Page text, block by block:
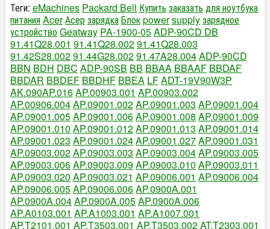
Теги: eMachines Packard Bell Купить заказать для ноутбука
питанияAcerАсерзарядкаБлокpowersupplyзарядное
устройствоGeatway PA-1900-05ADP-90CD DB
91.41Q28.001 91.41Q28.00291.41Q28.003
91.42S28.00291.44G28.00291.47A28.004ADP-90CD
BBN BDH DBC ADP-90SB BB BBAA BBAAF BBDAF
BBDAR BBDEF BBDHF BBEA LFADT-19V90W3P
AK.090AP.016AP.00903.001 AP.00903.002
AP.00906.004AP.09001.002AP.09001.003 AP.09001.004
AP.09001.005AP.09001.006AP.09001.008 AP.09001.009
AP.09001.010 AP.09001.012AP.09001.013 AP.09001.014
AP.09001.023 AP.09001.024AP.09001.027AP.09001.031
AP.09003.002AP.09003.003 AP.09003.004AP.09003.005
AP.09003.006AP.09003.009AP.09003.010 AP.09003.011
AP.09003.020 AP.09003.021 AP.09006.001 AP.09006.004
AP.09006.005AP.09006.006AP.0900A.001
AP.0900A.004AP.0900A.005AP.0900A.006
AP.A0103.001 AP.A1003.001 AP.A1007.001
AP.T2101.001 AP.T3503.001 AP.T3503.002AT.T2303.001